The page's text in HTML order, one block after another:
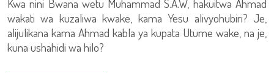
Kwa nini Bwana wetu Muhammad S.A.W, hakuitwa Ahmad
wakati wa kuzaliwa kwake, kama Yesu alivyohubiri? Je,
alijulikana kama Ahmad kabla ya kupata Utume wake, na je,
kuna ushahidi wa hilo?